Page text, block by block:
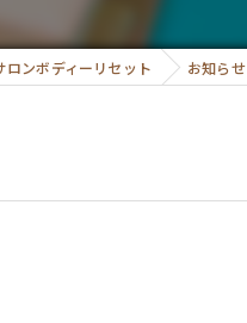
ンボディーリセット お知らせ